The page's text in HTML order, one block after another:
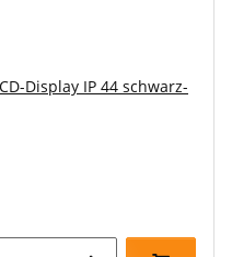
Display IP 44 schwarz-